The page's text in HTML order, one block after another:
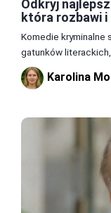
Odkryj
która rozbawi
Komedie kryminalne
gatunków literackich,
Karolina